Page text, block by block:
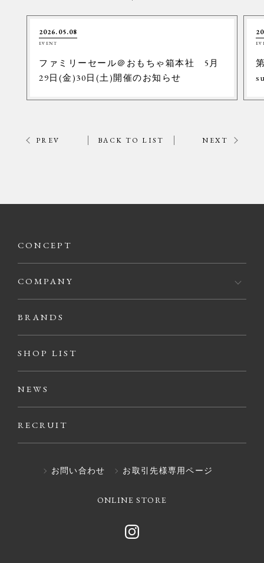
2026.05.08
EVENT
ファミリーセール＠おもちゃ箱本社 5月
29日(金)30日(土)開催のお知らせ
PREV BACK TO LIST NEXT
CONCEPT
COMPANY
BRANDS
SHOP LIST
NEWS
RECRUIT
お問い合わせ お取引先様専用ページ
ONLINE STORE